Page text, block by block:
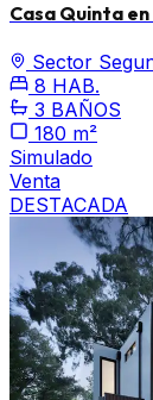
Casa Quinta
Sector
8 HAB.
3 BAÑOS
180 m²
Simulado
Venta
DESTACADA